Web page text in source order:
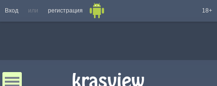
Вход или регистрация 18+